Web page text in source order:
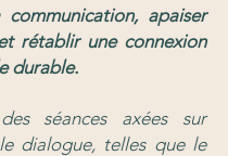
apaiser
rétablir une connexion
durable.
séances axées sur
dialogue, telles que le